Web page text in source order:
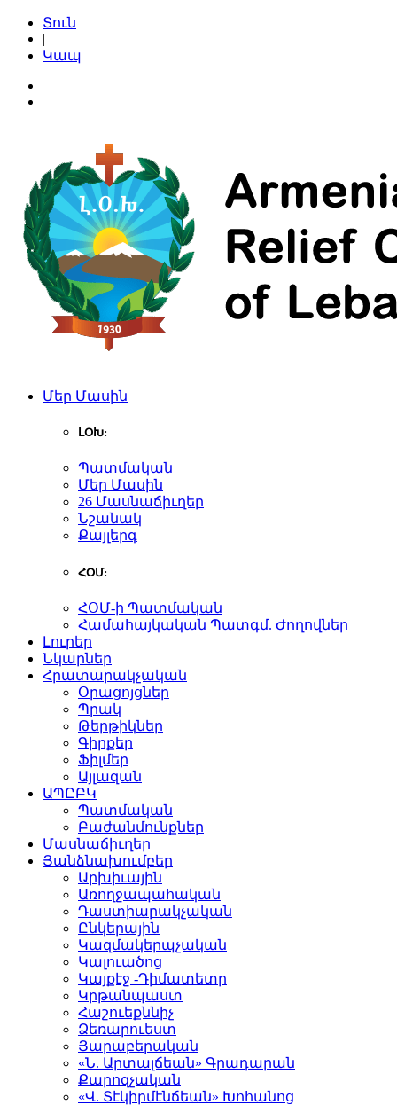
Տուն
|
Կապ
Մեր Մասին
ԼՕԽ:
Պատմական
Մեր Մասին
26 Մասնաճիւղեր
Նշանակ
Քայլերգ
ՀՕՄ:
ՀՕՄ-ի Պատմական
Համահայկական Պատգմ. Ժողովներ
Լուրեր
Նկարներ
Հրատարակչական
Օրացոյցներ
Պրակ
Թերթիկներ
Գիրքեր
Ֆիլմեր
Այլազան
ԱՊԸԲԿ
Պատմական
Բաժանմունքներ
Մասնաճիւղեր
Յանձնախումբեր
Արխիւային
Առողջապահական
Դաստիարակչական
Ընկերային
Կազմակերպչական
Կալուածոց
Կայքէջ -Դիմատետր
Կրթանպաստ
Հաշուեքննիչ
Ձեռարուեստ
Յարաբերական
«Ն. Արտալճեան» Գրադարան
Քարոզչական
«Վ. Տէկիրմէնճեան» Խոհանոց